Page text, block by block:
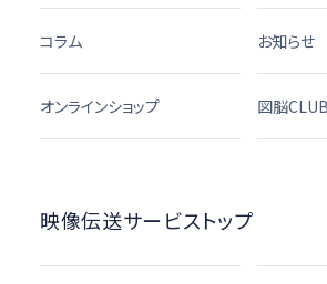
コラム お知らせ
オンラインショップ 図脳CLUB
映像伝送サービストップ